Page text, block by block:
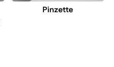
Pinzette